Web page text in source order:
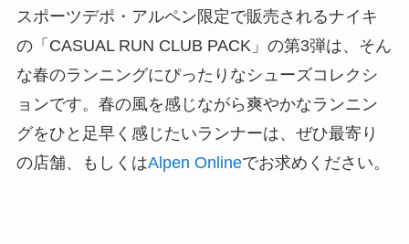
スポーツデポ・アルペン限定で販売されるナイキ
の「CASUAL RUN CLUB PACK」の第3弾は、そん
な春のランニングにぴったりなシューズコレクシ
ョンです。春の風を感じながら爽やかなランニン
グをひと足早く感じたいランナーは、ぜひ最寄り
の店舗、もしくはAlpen Onlineでお求めください。